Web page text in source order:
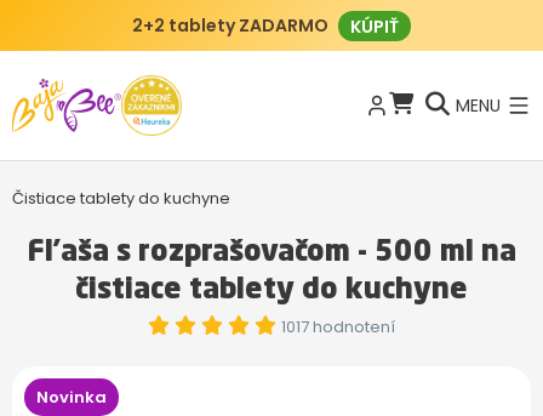
2+2 tablety ZADARMO KÚPIŤ
MENU
Čistiace tablety do kuchyne
Fľaša s rozprašovačom - 500 ml na
čistiace tablety do kuchyne
1017 hodnotení
Novinka